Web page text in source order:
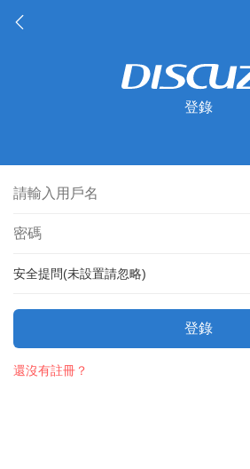
登錄
安全提問(未設置請忽略)
登錄
還沒有註冊？